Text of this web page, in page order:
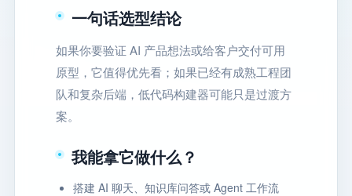
一句话选型结论
如果你要验证 AI 产品想法或给客户交付可用
原型，它值得优先看；如果已经有成熟工程团
队和复杂后端，低代码构建器可能只是过渡方
案。
我能拿它做什么？
搭建 AI 聊天、知识库问答或 Agent 工作流